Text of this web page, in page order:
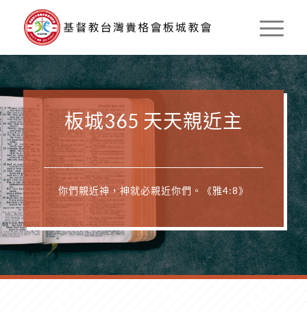
板城365 天天親近主
你們親近神，神就必親近你們。《雅4:8》